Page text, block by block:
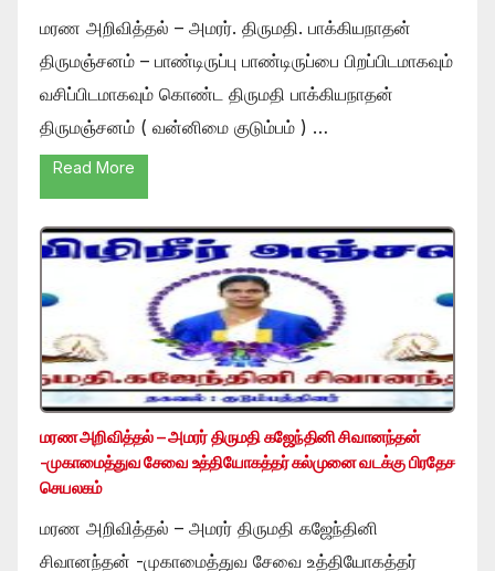
மரண அறிவித்தல் – அமரர். திருமதி. பாக்கியநாதன்
திருமஞ்சனம் – பாண்டிருப்பு பாண்டிருப்பை பிறப்பிடமாகவும்
வசிப்பிடமாகவும் கொண்ட திருமதி பாக்கியநாதன்
திருமஞ்சனம் ( வன்னிமை குடும்பம் ) …
Read More
மரண அறிவித்தல் – அமரர் திருமதி கஜேந்தினி சிவானந்தன்
-முகாமைத்துவ சேவை உத்தியோகத்தர் கல்முனை வடக்கு பிரதேச
செயலகம்
மரண அறிவித்தல் – அமரர் திருமதி கஜேந்தினி
சிவானந்தன் -முகாமைத்துவ சேவை உத்தியோகத்தர்